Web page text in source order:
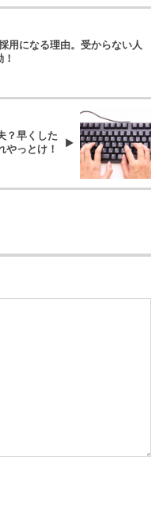
用になる理由。受からない人
？早くした
やっとけ！